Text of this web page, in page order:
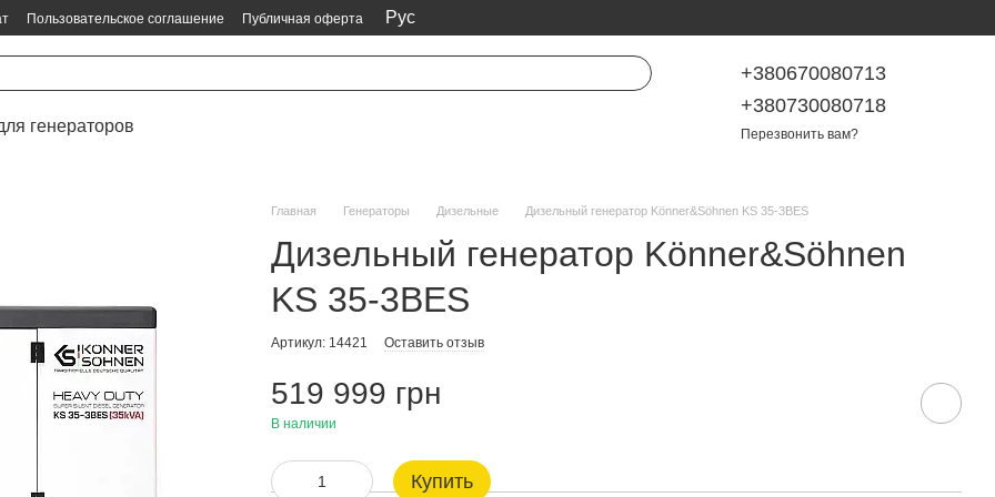
Пользовательское соглашение Публичная оферта Рус
генераторов
+380670080713
+380730080718
Перезвонить вам?
Главная Генераторы Дизельные Дизельный генератор Könner&Söhnen KS 35-3BES
Дизельный генератор Könner&Söhnen
KS 35-3BES
Артикул: 14421 Оставить отзыв
519 999 грн
В наличии
Купить